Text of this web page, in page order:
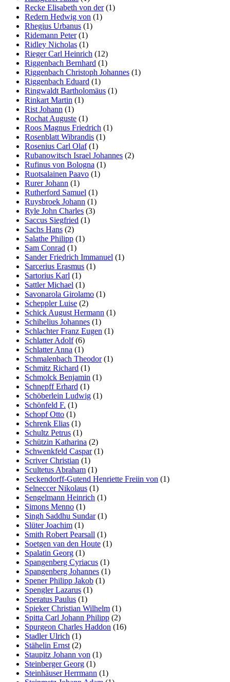
Recke Elisabeth von der(1)
Redern Hedwig von (1)
Rhegius Urbanus (1)
Ridemann Peter(1)
Ridley Nicholas (1)
Rieger Carl Heinrich (12)
Riggenbach Bernhard (1)
Riggenbach Christoph Johannes (1)
Riggenbach Eduard (1)
Ringwaldt Bartholomäus (1)
Rinkart Martin (1)
Rist Johann (1)
Rochat Auguste (1)
Roos Magnus Friedrich (1)
Rosenblatt Wibrandis (1)
Rosenius Carl Olaf(1)
Rubanowitsch Israel Johannes (2)
Rufinus von Bologna (1)
Ruotsalainen Paavo (1)
Rurer Johann (1)
Rutherford Samuel (1)
Ruysbroek Johann (1)
Ryle John Charles (3)
Saccus Siegfried (1)
Sachs Hans (2)
Salathe Philipp (1)
Sam Conrad (1)
Sander Friedrich Immanuel (1)
Sarcerius Erasmus (1)
Sartorius Karl (1)
Sattler Michael (1)
Savonarola Girolamo (1)
Scheppler Luise (2)
Schick August Hermann (1)
Schihelius Johannes (1)
Schlachter Franz Eugen (1)
Schlatter Adolf(6)
Schlatter Anna (1)
Schmalenbach Theodor(1)
Schmitz Richard (1)
Schmolck Benjamin (1)
Schnepff Erhard (1)
Schöberlein Ludwig (1)
Schönfeld F. (1)
Schopf Otto (1)
Schrenk Elias (1)
Schultz Petrus (1)
Schützin Katharina (2)
Schwenkfeld Caspar(1)
Scriver Christian (1)
Scultetus Abraham (1)
Seckendorff-Gutend Henriette Freiin von (1)
Selneccer Nikolaus (1)
Sengelmann Heinrich (1)
Simons Menno (1)
Singh Saddhu Sundar(1)
Slüter Joachim (1)
Smith Robert Pearsall (1)
Soetgen van den Houte (1)
Spalatin Georg (1)
Spangenberg Cyriacus (1)
Spangenberg Johannes (1)
Spener Philipp Jakob (1)
Spengler Lazarus (1)
Speratus Paulus (1)
Spieker Christian Wilhelm (1)
Spitta Carl Johann Philipp (2)
Spurgeon Charles Haddon (16)
Stadler Ulrich (1)
Stähelin Ernst (2)
Staupitz Johann von (1)
Steinberger Georg (1)
Steinhäuser Herrmann (1)